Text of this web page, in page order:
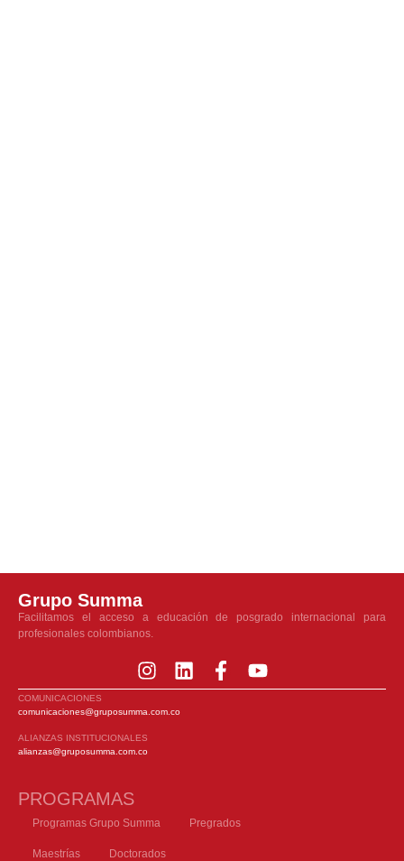
Grupo Summa
Facilitamos el acceso a educación de posgrado internacional para
profesionales colombianos.
COMUNICACIONES
comunicaciones@gruposumma.com.co
ALIANZAS INSTITUCIONALES
alianzas@gruposumma.com.co
PROGRAMAS
Programas Grupo Summa Pregrados
Maestrías Doctorados